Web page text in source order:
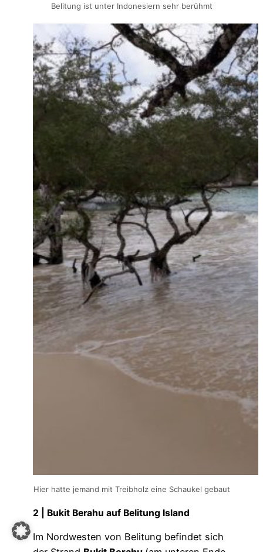
Belitung ist unter Indonesiern sehr berühmt
Hier hatte jemand mit Treibholz eine Schaukel gebaut
2 | Bukit Berahu auf Belitung Island
Im Nordwesten von Belitung befindet sich